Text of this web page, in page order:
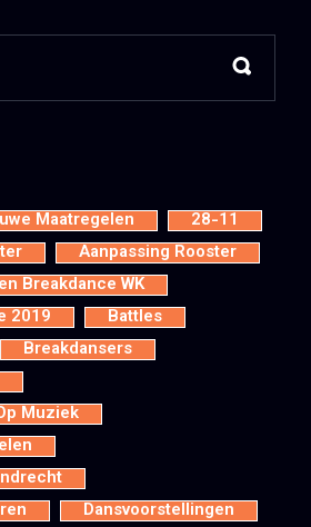
Maatregelen
28-11
Aanpassing Rooster
Breakdance WK
2019
Battles
Breakdansers
Muziek
Dansvoorstellingen